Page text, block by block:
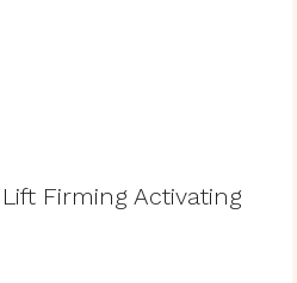
Firming Activating